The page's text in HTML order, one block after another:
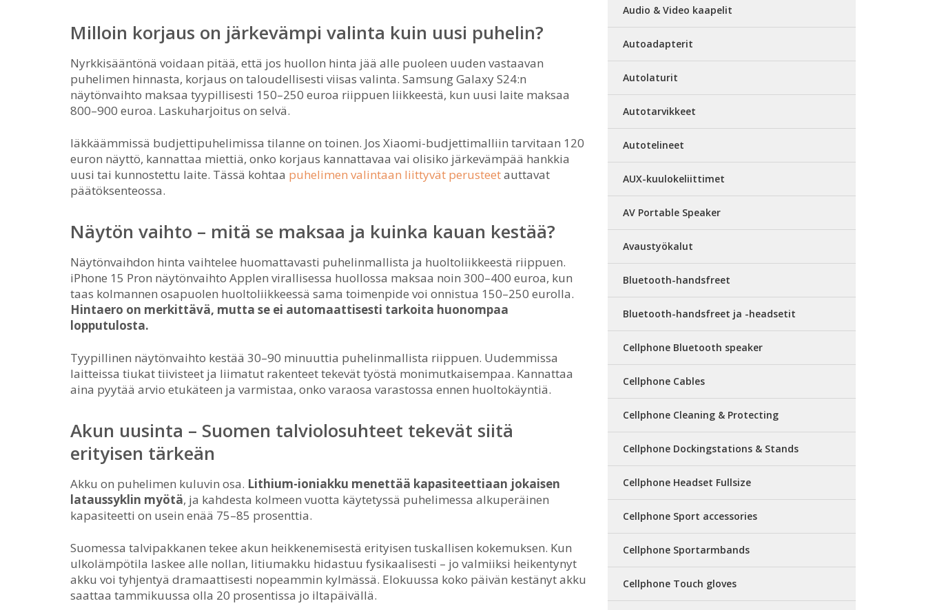
Milloin korjaus on järkevämpi valinta kuin uusi puhelin?
Nyrkkisääntönä voidaan pitää, että jos huollon hinta jää alle puoleen uuden vastaavan
puhelimen hinnasta, korjaus on taloudellisesti viisas valinta. Samsung Galaxy S24:n
näytönvaihto maksaa tyypillisesti 150–250 euroa riippuen liikkeestä, kun uusi laite maksaa
800–900 euroa. Laskuharjoitus on selvä.
Iäkkäämmissä budjettipuhelimissa tilanne on toinen. Jos Xiaomi-budjettimalliin tarvitaan 120
euron näyttö, kannattaa miettiä, onko korjaus kannattavaa vai olisiko järkevämpää hankkia
uusi tai kunnostettu laite. Tässä kohtaa puhelimen valintaan liittyvät perusteetauttavat
päätöksenteossa.
Näytön vaihto – mitä se maksaa ja kuinka kauan kestää?
Näytönvaihdon hinta vaihtelee huomattavasti puhelinmallista ja huoltoliikkeestä riippuen.
iPhone 15 Pron näytönvaihto Applen virallisessa huollossa maksaa noin 300–400 euroa, kun
taas kolmannen osapuolen huoltoliikkeessä sama toimenpide voi onnistua 150–250 eurolla.
Hintaero on merkittävä, mutta se ei automaattisesti tarkoita huonompaa
lopputulosta.
Tyypillinen näytönvaihto kestää 30–90 minuuttia puhelinmallista riippuen. Uudemmissa
laitteissa tiukat tiivisteet ja liimatut rakenteet tekevät työstä monimutkaisempaa. Kannattaa
aina pyytää arvio etukäteen ja varmistaa, onko varaosa varastossa ennen huoltokäyntiä.
Akun uusinta – Suomen talviolosuhteet tekevät siitä
erityisen tärkeän
Akku on puhelimen kuluvin osa. Lithium-ioniakku menettää kapasiteettiaan jokaisen
lataussyklin myötä, ja kahdesta kolmeen vuotta käytetyssä puhelimessa alkuperäinen
kapasiteetti on usein enää 75–85 prosenttia.
Suomessa talvipakkanen tekee akun heikkenemisestä erityisen tuskallisen kokemuksen. Kun
ulkolämpötila laskee alle nollan, litiumakku hidastuu fysikaalisesti – jo valmiiksi heikentynyt
akku voi tyhjentyä dramaattisesti nopeammin kylmässä. Elokuussa koko päivän kestänyt akku
saattaa tammikuussa olla 20 prosentissa jo iltapäivällä.
Audio & Video kaapelit
Autoadapterit
Autolaturit
Autotarvikkeet
Autotelineet
AUX-kuulokeliittimet
AV Portable Speaker
Avaustyökalut
Bluetooth-handsfreet
Bluetooth-handsfreet ja -headsetit
Cellphone Bluetooth speaker
Cellphone Cables
Cellphone Cleaning & Protecting
Cellphone Dockingstations & Stands
Cellphone Headset Fullsize
Cellphone Sport accessories
Cellphone Sportarmbands
Cellphone Touch gloves